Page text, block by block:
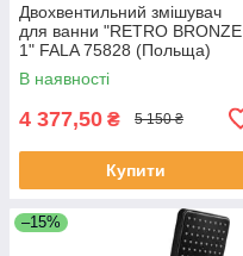
Двохвентильний змішувач
для ванни "RETRO BRONZE
1" FALA 75828 (Польща)
В наявності
4 377,50 ₴ 5 150 ₴
Купити
–15%